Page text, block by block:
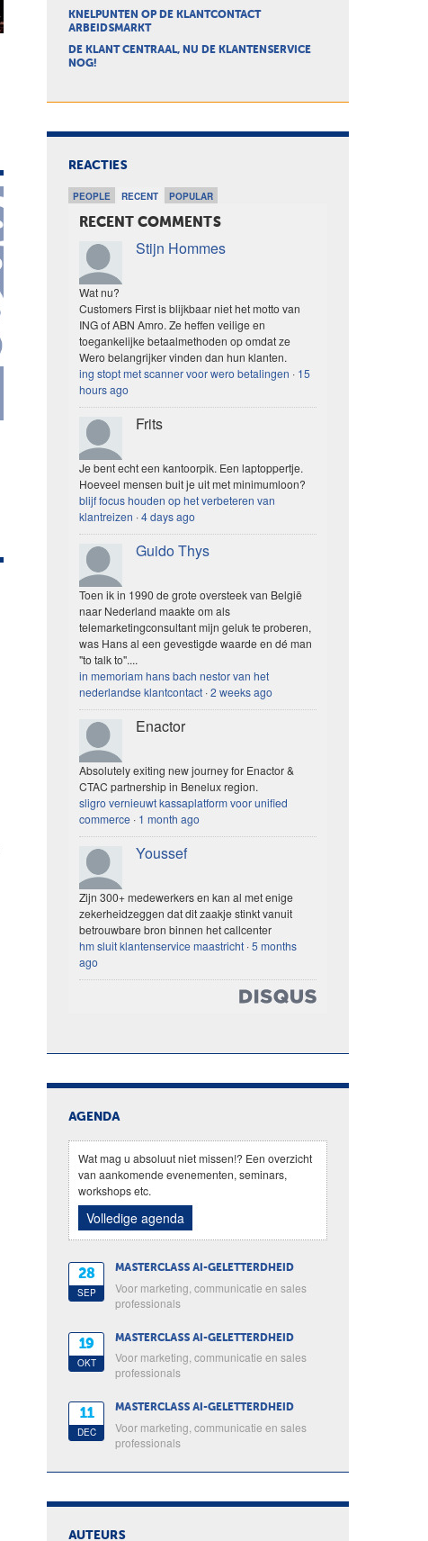
KNELPUNTEN OP DE KLANTCONTACT
ARBEIDSMARKT
DE KLANT CENTRAAL, NU DE KLANTENSERVICE
NOG!
REACTIES
PEOPLE RECENT POPULAR
RECENT COMMENTS
Stijn Hommes
Wat nu?
Customers First is blijkbaar niet het motto van
ING of ABN Amro. Ze heffen veilige en
toegankelijke betaalmethoden op omdat ze
Wero belangrijker vinden dan hun klanten.
ing stopt met scanner voor wero betalingen · 15
hours ago
Frits
Je bent echt een kantoorpik. Een laptoppertje.
Hoeveel mensen buit je uit met minimumloon?
blijf focus houden op het verbeteren van
klantreizen ·4 days ago
Guido Thys
Toen ik in 1990 de grote oversteek van België
naar Nederland maakte om als
telemarketingconsultant mijn geluk te proberen,
was Hans al een gevestigde waarde en dé man
"to talk to"....
in memoriam hans bach nestor van het
nederlandse klantcontact ·2 weeks ago
Enactor
Absolutely exiting new journey for Enactor &
CTAC partnership in Benelux region.
sligro vernieuwt kassaplatform voor unified
commerce · 1 month ago
Youssef
Zijn 300+ medewerkers en kan al met enige
zekerheidzeggen dat dit zaakje stinkt vanuit
betrouwbare bron binnen het callcenter
hm sluit klantenservice maastricht ·5 months
ago
AGENDA
Wat mag u absoluut niet missen!? Een overzicht
van aankomende evenementen, seminars,
workshops etc.
Volledige agenda
28
SEP
MASTERCLASS AI-GELETTERDHEID
Voor marketing, communicatie en sales
professionals
19
OKT
MASTERCLASS AI-GELETTERDHEID
Voor marketing, communicatie en sales
professionals
11
DEC
MASTERCLASS AI-GELETTERDHEID
Voor marketing, communicatie en sales
professionals
AUTEURS